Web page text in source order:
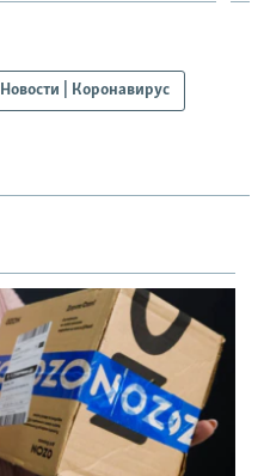
Новости | Коронавирус